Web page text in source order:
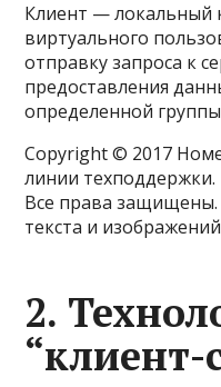
Клиент — локальный
виртуального
отправку запроса к
предоставления
определенной
Copyright © 2017
линии техподдержки.
Все права
текста и
2.
“клиент-